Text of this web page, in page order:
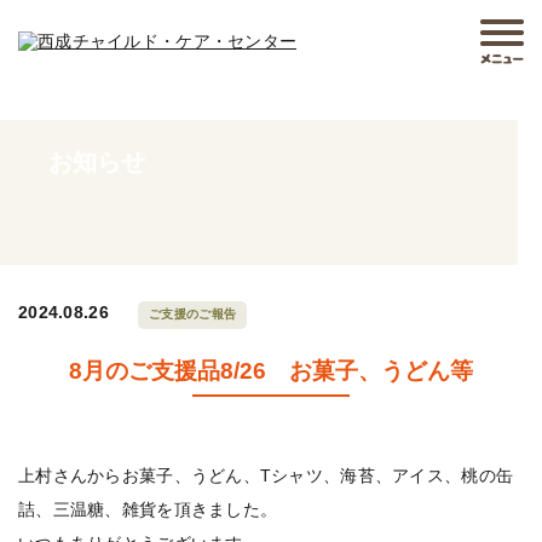
2024.08.26 ご支援のご報告
8月のご支援品8/26 お菓子、うどん等
上村さんからお菓子、うどん、Tシャツ、海苔、アイス、桃の缶
詰、三温糖、雑貨を頂きました。